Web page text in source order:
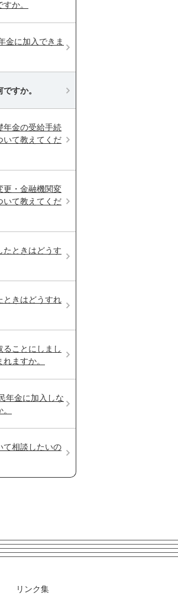
か。
金に加入できま
すか。
年金の受給手続
いて教えてくだ
更・金融機関変
いて教えてくだ
たときはどうす
ときはどうすれ
ることにしまし
ますか。
年金に加入しな
て相談したいの
リンク集